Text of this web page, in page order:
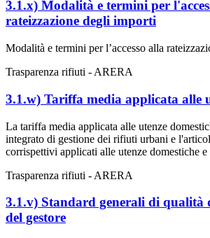
3.1.x) Modalità e termini per
rateizzazione degli importi
Modalità e termini per l’accesso alla
Trasparenza rifiuti - ARERA
3.1.w) Tariffa media applicata alle
La tariffa media applicata alle utenze
integrato di gestione dei rifiuti urbani e
corrispettivi applicati alle utenze domestiche e
Trasparenza rifiuti - ARERA
3.1.v) Standard generali di qualità
del gestore